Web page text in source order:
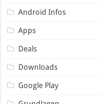
Android Infos
Apps
Deals
Downloads
Google Play